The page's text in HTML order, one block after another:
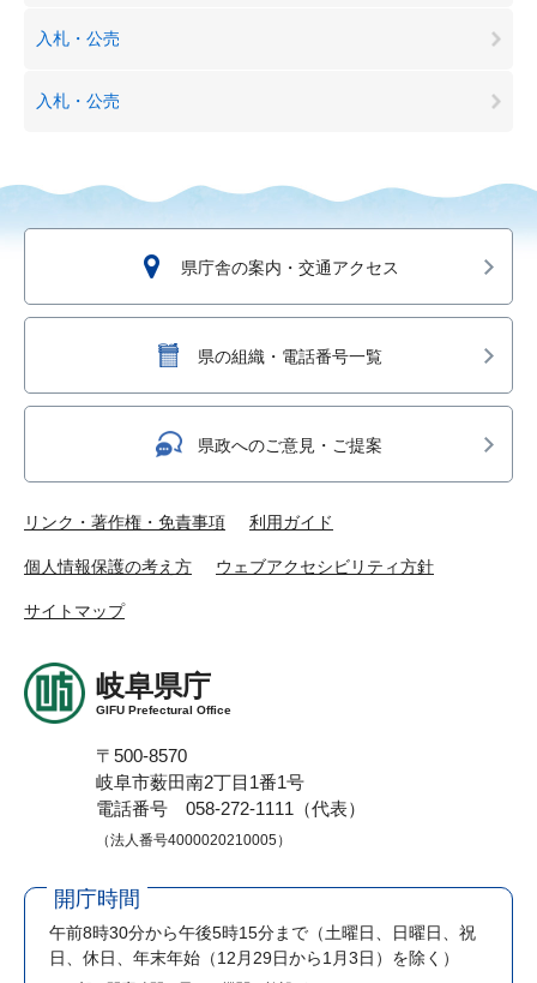
入札・公売
入札・公売
県庁舎の案内・交通アクセス
県の組織・電話番号一覧
県政へのご意見・ご提案
リンク・著作権・免責事項 利用ガイド
個人情報保護の考え方 ウェブアクセシビリティ方針
サイトマップ
岐阜県庁
GIFU Prefectural Office
〒500-8570
岐阜市薮田南2丁目1番1号
電話番号 058-272-1111（代表）
（法人番号4000020210005）
開庁時間
午前8時30分から午後5時15分まで （土曜日、日曜日、祝
日、休日、年末年始（12月29日から1月3日）を除く）